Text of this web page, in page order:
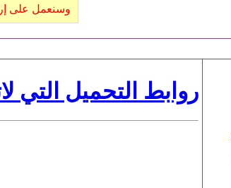
وسنعمل على
روابط التحميل التي